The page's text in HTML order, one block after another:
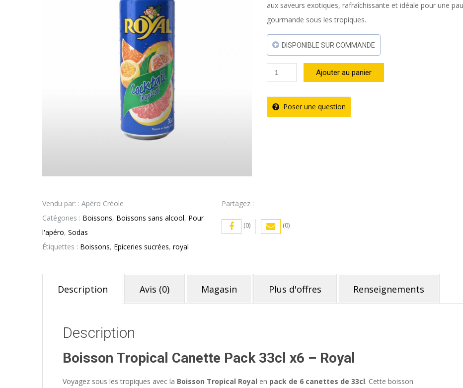
aux saveurs exotiques, rafraîchissante et idéale pour une
gourmande sous les tropiques.
DISPONIBLE SUR COMMANDE
quantité
de
Boisson
Tropical
Ajouter au panier
Poser une question
Vendu par: : Apéro Créole
Catégories : Boissons, Boissons sans alcool, Pour
l'apéro, Sodas
Étiquettes : Boissons, Epiceries sucrées, royal
Partagez :
(0) (0)
Description Avis (0) Magasin Plus d'offres Renseignements
Description
Boisson Tropical Canette Pack 33cl x6 – Royal
Voyagez sous les tropiques avec la Boisson Tropical Royal en pack de 6 canettes de 33cl. Cette boisson